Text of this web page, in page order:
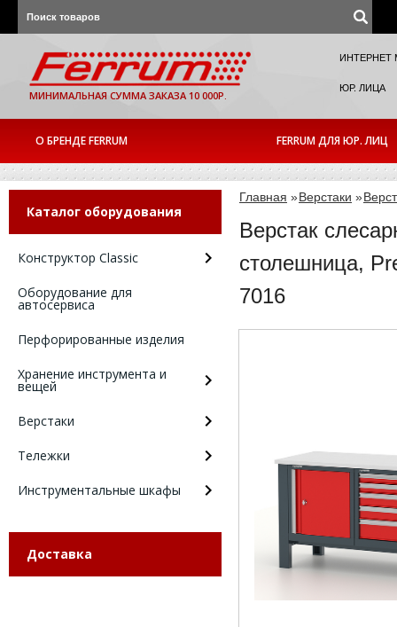
МИНИМАЛЬНАЯ СУММА ЗАКАЗА 10 000Р.
ИНТЕРНЕТ
ЮР. ЛИЦА
О БРЕНДЕ FERRUM FERRUM ДЛЯ ЮР. ЛИЦ
Каталог оборудования
Конструктор Classic
Оборудование для
автосервиса
Перфорированные изделия
Хранение инструмента и
вещей
Верстаки
Тележки
Инструментальные шкафы
Доставка
Главная »Верстаки »
Верстак
столешница,
7016